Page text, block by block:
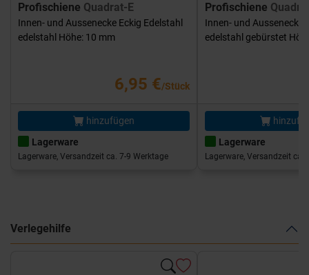
Profischiene Quadrat-E
Innen- und Aussenecke Eckig Edelstahl
edelstahl Höhe: 10 mm
6,95 €/Stück
hinzufügen
Lagerware
Lagerware, Versandzeit ca. 7-9 Werktage
Profischiene
Innen- und Aussenecke
edelstahl gebürstet
Lagerware
Lagerware, Versandzeit ca.
Verlegehilfe